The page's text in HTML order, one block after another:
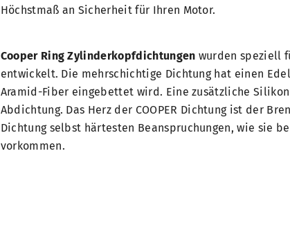
Höchstmaß an Sicherheit für Ihren Motor.
Cooper Ring Zylinderkopfdichtungen wurden speziell
entwickelt. Die mehrschichtige Dichtung hat einen
Aramid-Fiber eingebettet wird. Eine zusätzliche
Abdichtung. Das Herz der COOPER Dichtung ist der
Dichtung selbst härtesten Beanspruchungen, wie sie
vorkommen.